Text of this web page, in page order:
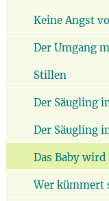
Keine Angst
Der Umgang
Stillen
Der Säugling
Der Säugling
Das Baby
Wer kümmert